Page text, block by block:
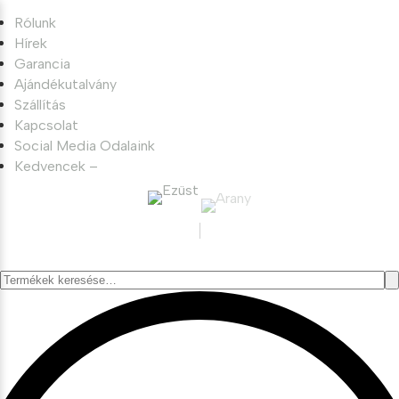
Rólunk
Hírek
Garancia
Ajándékutalvány
Szállítás
Kapcsolat
Social Media Odalaink
Kedvencek –
Keresés
következőre: